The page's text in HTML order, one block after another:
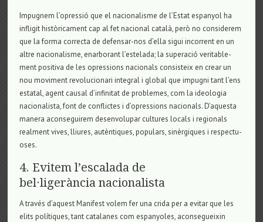
Impug­nem l’opressió que el naci­o­na­lisme de l’Estat espa­nyol ha
infli­git històrica­ment cap al fet naci­o­nal català, però no con­si­de­rem
que la forma cor­recta de defen­sar-nos d’ella sigui incor­rent en un
altre naci­o­na­lisme, enar­bo­rant l’este­lada; la superació veri­ta­ble­
ment posi­tiva de les opres­si­ons naci­o­nals con­sis­teix en crear un
nou movi­ment revo­lu­ci­o­nari inte­gral i glo­bal que impugni tant l’ens
esta­tal, agent cau­sal d’infi­ni­tat de pro­ble­mes, com la ide­o­lo­gia
naci­o­na­lista, font de con­flic­tes i d’opres­si­ons naci­o­nals. D’aquesta
manera acon­se­gui­rem desen­vo­lu­par cul­tu­res locals i regi­o­nals
real­ment vives, lliu­res, autènti­ques, popu­lars, sinèrgi­ques i res­pec­tu­
o­ses.
4. Evitem l’escalada de
bel·ligerància nacionalista
A través d’aquest Mani­fest volem fer una crida per a evi­tar que les
elits polítiques, tant cata­la­nes com espa­nyo­les, acon­se­guei­xin